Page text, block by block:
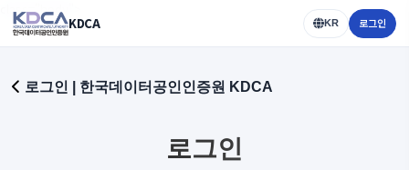
KDCA KR 로그인
class="body">
로그인 | 한국데이터공인인증원 KDCA
로그인